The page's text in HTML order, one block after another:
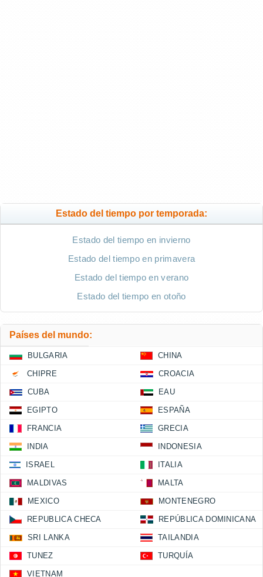
Estado del tiempo por temporada:
Estado del tiempo en invierno
Estado del tiempo en primavera
Estado del tiempo en verano
Estado del tiempo en otoño
Países del mundo:
BULGARIA CHINA
CHIPRE CROACIA
CUBA EAU
EGIPTO ESPAÑA
FRANCIA GRECIA
INDIA INDONESIA
ISRAEL ITALIA
MALDIVAS MALTA
MEXICO MONTENEGRO
REPUBLICA CHECA REPÚBLICA DOMINICANA
SRI LANKA TAILANDIA
TUNEZ TURQUÍA
VIETNAM